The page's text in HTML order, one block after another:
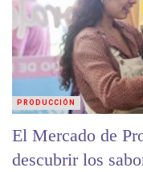
El Mercado de
descubrir los
PRODUCCIÓN